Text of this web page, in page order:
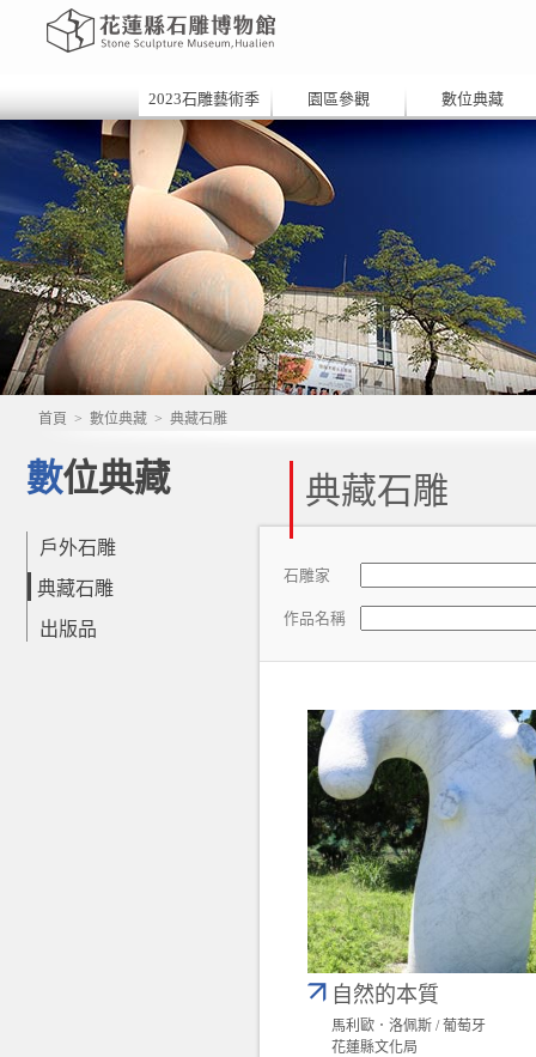
2023石雕藝術季 園區參觀 數位典藏
首頁 > 數位典藏 > 典藏石雕
數位典藏
戶外石雕
典藏石雕
出版品
典藏石雕
石雕家
作品名稱
自然的本質
馬利歐．洛佩斯 / 葡萄牙
花蓮縣文化局